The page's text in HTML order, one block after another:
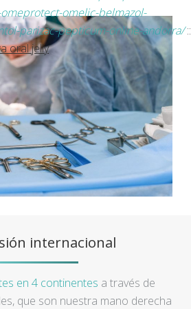
omelic-belmazol-
parizac-pepticum-online-andorra/::
oral jelly
internacional
en 4 continentes a través de
que son nuestra mano derecha